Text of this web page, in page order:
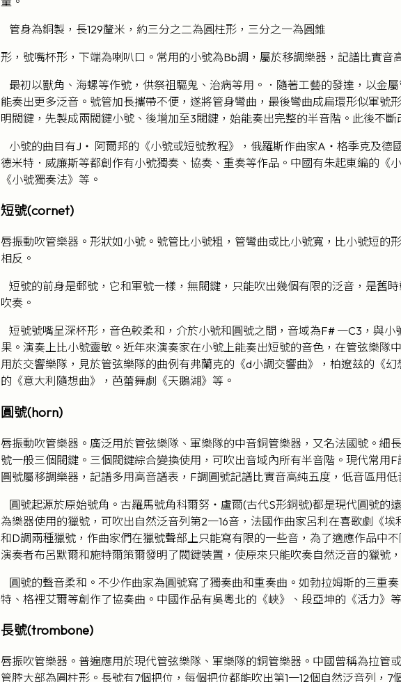
管身為銅製，長129釐米，約三分之二為圓柱形，三分之一為圓錐
形，號嘴杯形，下端為喇叭口。常用的小號為Bb調，屬於移調樂器，記譜比實音
最初以獸角、海螺等作號，供祭祖驅鬼、治病等用。．隨著工藝的發達，以金
能奏出更多泛音。號管加長攜帶不便，遂將管身彎曲，最後彎曲成扁環形似軍
明閥鍵，先製成兩閥鍵小號、後增加至3閥鍵，始能奏出完整的半音階。此後不
小號的曲目有J‧ 阿爾邦的《小號或短號教程》，俄羅斯作曲家A‧格季克及德
德米特．威廉斯等都創作有小號獨奏、協奏、重奏等作品。中國有朱起東編的《
《小號獨奏法》等。
短號(cornet)
唇振動吹管樂器。形狀如小號。號管比小號粗，管彎曲或比小號寬，比小號短的
相反。
短號的前身是郵號，它和軍號一樣，無閥鍵，只能吹出幾個有限的泛音，是舊
吹奏。
短號號嘴呈深杯形，音色較柔和，介於小號和圓號之間，音域為F# 一C3，與
果。演奏上比小號靈敏。近年來演奏家在小號上能奏出短號的音色，在管弦樂隊
用於交響樂隊，見於管弦樂隊的曲例有弗蘭克的《d小調交響曲》，柏遼玆的《
的《意大利隨想曲》，芭蕾舞劇《天鵝湖》等。
圓號(horn)
唇振動吹管樂器。廣泛用於管弦樂隊、軍樂隊的中音銅管樂器，又名法國號。細
號一般三個閥鍵。三個閥鍵綜合變換使用，可吹出音域內所有半音階。現代常用
圓號屬移調樂器，記譜多用高音譜表，F調圓號記譜比實音高純五度，低音區用低
圓號起源於原始號角。古羅馬號角科爾努‧盧爾(古代S形銅號)都是現代圓號的
為樂器使用的獵號，可吹出自然泛音列第2一16音，法國作曲家呂利在喜歌劇《
和D調兩種獵號，作曲家們在獵號聲部上只能寫有限的一些音，為了適應作品中
演奏者布呂默爾和施特爾策爾發明了閥鍵裝置，使原來只能吹奏自然泛音的獵號
圓號的聲音柔和。不少作曲家為圓號寫了獨奏曲和重奏曲。如勃拉姆斯的三重
特、格裡艾爾等創作了協奏曲。中國作品有吳粵北的《峽》、段亞坤的《活力》等
長號(trombone)
唇振吹管樂器。普遍應用於現代管弦樂隊、軍樂隊的銅管樂器。中國曾稱為拉管
管腔大部為圓柱形。長號有7個把位，每個把位都能吹出第1一12個自然泛音列，